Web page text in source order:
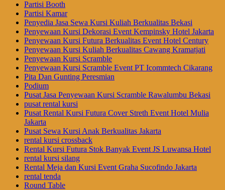
Partisi Booth
Partisi Kamar
Penyedia Jasa Sewa Kursi Kuliah Berkualitas Bekasi
Penyewaan Kursi Dekorasi Event Kempinsky Hotel Jakarta
Penyewaan Kursi Futura Berkualitas Event Hotel Century
Penyewaan Kursi Kuliah Berkualitas Cawang Kramatjati
Penyewaan Kursi Scramble
Penyewaan Kursi Scramble Event PT Icommtech Cikarang
Pita Dan Gunting Peresmian
Podium
Pusat Jasa Penyewaan Kursi Scramble Rawalumbu Bekasi
pusat rental kursi
Pusat Rental Kursi Futura Cover Streth Event Hotel Mulia
Jakarta
Pusat Sewa Kursi Anak Berkualitas Jakarta
rental kursi crossback
Rental Kursi Futura Stok Banyak Event JS Luwansa Hotel
rental kursi silang
Rental Meja dan Kursi Event Graha Sucofindo Jakarta
rental tenda
Round Table